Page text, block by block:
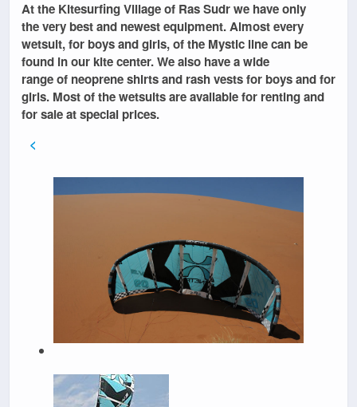
At the Kitesurfing Village of Ras Sudrwe have only
thevery best and newest equipment. Almost every
wetsuit, for boys and girls, of the Mystic line can be
found in our kite center. We also have awide
rangeof neoprene shirts and rash vests for boys and for
girls. Most of the wetsuits are availablefor renting and
for sale at special prices.
<